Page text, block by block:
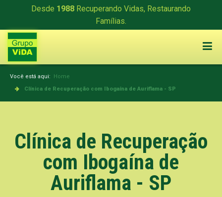
Desde 1988 Recuperando Vidas, Restaurando
Famílias.
Você está aqui: Home
Clínica de Recuperação com Ibogaína de Auriflama - SP
Clínica de Recuperação
com Ibogaína de
Auriflama - SP